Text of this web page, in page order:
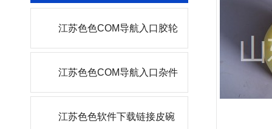
江苏色色COM导航入口胶轮
江苏色色COM导航入口杂件
江苏色色软件下载链接皮碗